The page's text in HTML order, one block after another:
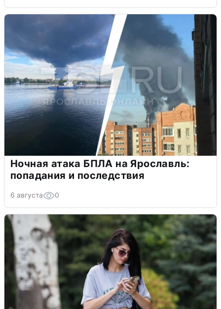
Ночная атака БПЛА на Ярославль:
попадания и последствия
6 августа 0